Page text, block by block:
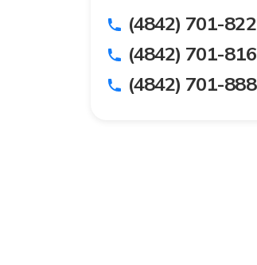
(4842) 701-822
(4842) 701-816
(4842) 701-888